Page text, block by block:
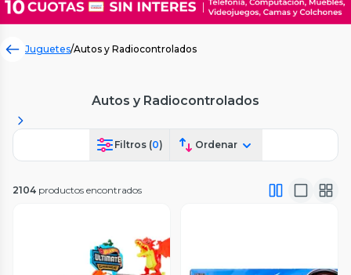
Juguetes/Autos y Radiocontrolados
Autos y Radiocontrolados
Filtros (0) Ordenar
2104 productos encontrados